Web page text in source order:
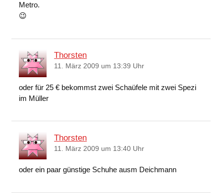
Metro.
😉
Thorsten
11. März 2009 um 13:39 Uhr
oder für 25 € bekommst zwei Schaüfele mit zwei Spezi
im Müller
Thorsten
11. März 2009 um 13:40 Uhr
oder ein paar günstige Schuhe ausm Deichmann